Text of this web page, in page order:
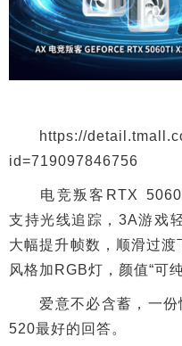
https://
id=719097846756
电竞叛客RTX 5060
支持光线追踪，3A游戏
大幅提升帧数，顺滑过
风格加RGB灯，颜值“可
爱意不必含蓄，一份
520最好的回答。